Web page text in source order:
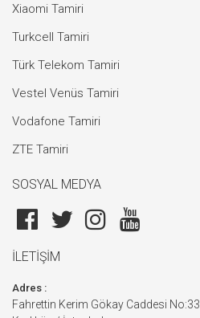
Xiaomi Tamiri
Turkcell Tamiri
Türk Telekom Tamiri
Vestel Venüs Tamiri
Vodafone Tamiri
ZTE Tamiri
SOSYAL MEDYA
İLETİŞİM
Adres :
Fahrettin Kerim Gökay Caddesi No:33